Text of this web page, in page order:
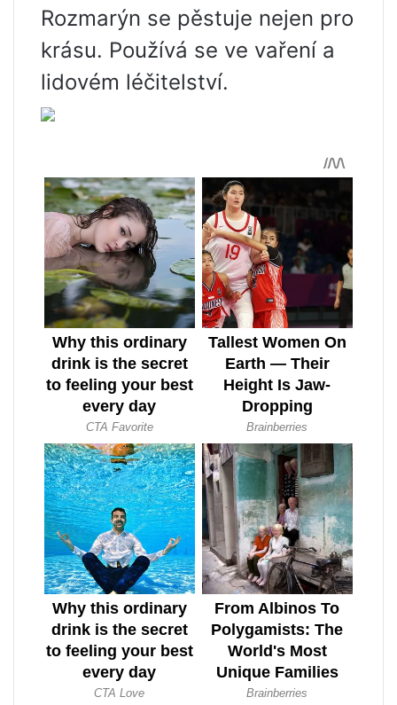
Rozmarýn se pěstuje nejen pro
krásu. Používá se ve vaření a
lidovém léčitelství.